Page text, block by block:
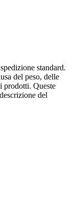
standard.
del peso, delle
prodotti. Queste
del